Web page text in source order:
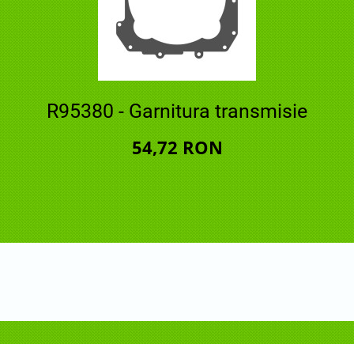
R95380 - Garnitura transmisie
54,72 RON